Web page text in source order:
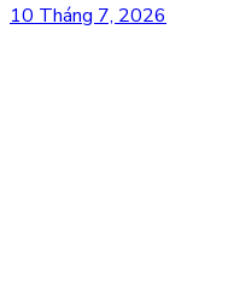
10 Tháng 7, 2026